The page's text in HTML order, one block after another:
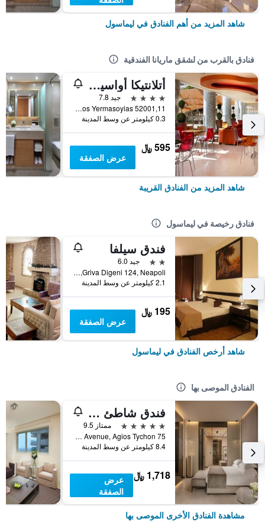
شاهد المزيد من أهم الفنادق في ليماسول
فنادق بالقرب من لشقق ماريانا الفندقية
أتلانتيكا أواسيس
4 نجوم
جيد 7.8
Stymfalidon Potamos Yermasoyias 52001,11, ليماسول, قبرص
0.3 كيلومتر عن وسط المدينة
595 ﷼
عرض الصفقة
شاهد المزيد من الفنادق القريبة
فنادق رخيصة في ليماسول
فندق سيلفا
2 نجمتين
جيد 6.0
Griva Digeni 124, Neapoli, ليماسول, قبرص
2.1 كيلومتر عن وسط المدينة
195 ﷼
عرض الصفقة
شاهد أرخص الفنادق في ليماسول
الفنادق الموصى بها
فندق شاطئ أماتوس ليماسول
5 نجوم
ممتاز 9.5
75 Amathounta Avenue, Agios Tychon, ليماسول, قبرص
8.4 كيلومتر عن وسط المدينة
1,718 ﷼
عرض
الصفقة
مشاهدة الفنادق الأخرى الموصى بها